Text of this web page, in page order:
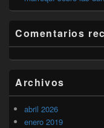
Comentarios
Archivos
abril 2026
enero 2019